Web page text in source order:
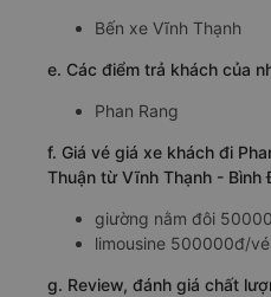
Bến xe Vĩnh Thạnh
e. Các điểm trả khách của
Phan Rang
f. Giá vé giá xe khách đi
Thuận từ Vĩnh Thạnh - Bình
giường nằm đôi
limousine 500000đ/vé
g. Review, đánh giá chất